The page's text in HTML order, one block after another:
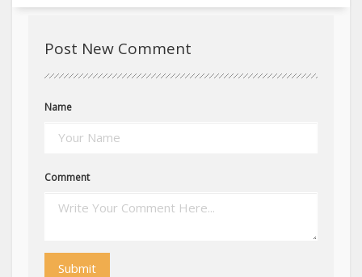
Post New Comment
Name
Comment
Submit